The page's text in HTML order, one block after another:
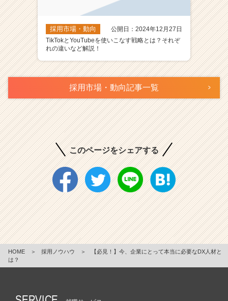
採用市場・動向
公開日：2024年12月27日
TikTokとYouTubeを使いこなす戦略とは？それぞ
れの違いなど解説！
採用市場・動向記事一覧
このページをシェアする
HOME ＞ 採用ノウハウ ＞
【必見！】今、企業にとって本当に必要なDX人材と
は？